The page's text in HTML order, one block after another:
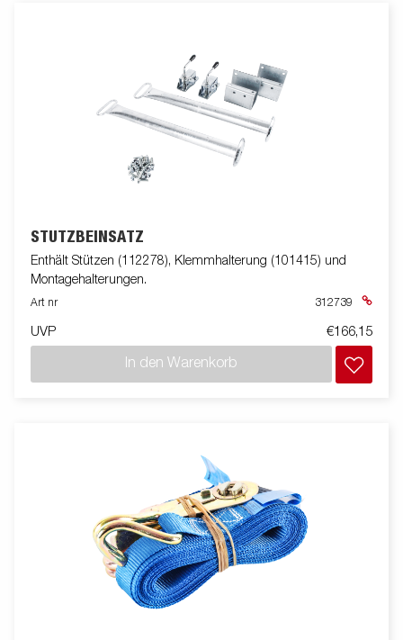
STÜTZBEINSATZ
Enthält Stützen (112278), Klemmhalterung (101415) und
Montagehalterungen.
Art nr 312739
UVP €166,15
In den Warenkorb